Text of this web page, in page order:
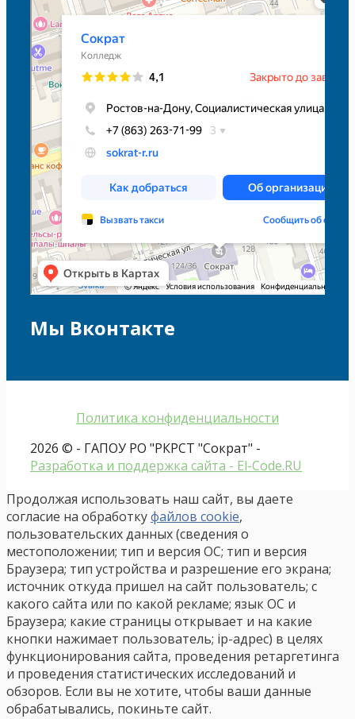
Мы Вконтакте
Политика конфиденциальности
2026 © - ГАПОУ РО "РКРСТ "Сократ" -
Разработка и поддержка сайта - El-Code.RU
Продолжая использовать наш сайт, вы даете
согласие на обработкуфайлов cookie,
пользовательских данных (сведения о
местоположении; тип и версия ОС; тип и версия
Браузера; тип устройства и разрешение его экрана;
источник откуда пришел на сайт пользователь; с
какого сайта или по какой рекламе; язык ОС и
Браузера; какие страницы открывает и на какие
кнопки нажимает пользователь; ip-адрес) в целях
функционирования сайта, проведения ретаргетинга
и проведения статистических исследований и
обзоров. Если вы не хотите, чтобы ваши данные
обрабатывались, покиньте сайт.